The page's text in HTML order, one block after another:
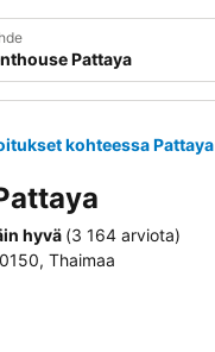
kohteessa Pattaya
hyvä (3 164 arviota)
Thaimaa